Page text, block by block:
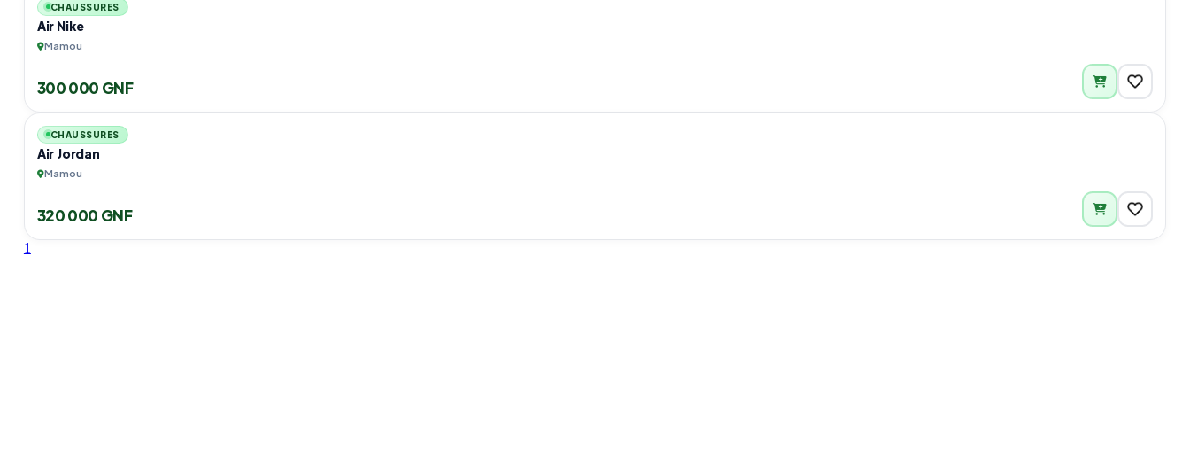
CHAUSSURES
Air Nike
Mamou
300 000 GNF
CHAUSSURES
Air Jordan
Mamou
320 000 GNF
1